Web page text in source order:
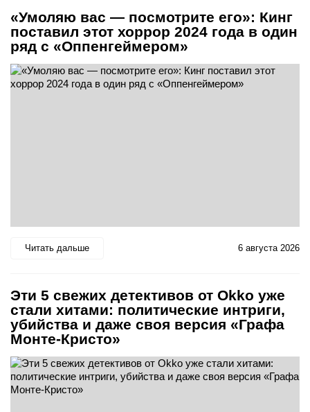
«Умоляю вас — посмотрите его»: Кинг
поставил этот хоррор 2024 года в один
ряд с «Оппенгеймером»
Читать дальше 6 августа 2026
Эти 5 свежих детективов от Okko уже
стали хитами: политические интриги,
убийства и даже своя версия «Графа
Монте-Кристо»